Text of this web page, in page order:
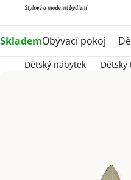
SklademObývací pokoj
Dětský nábytek Dětský